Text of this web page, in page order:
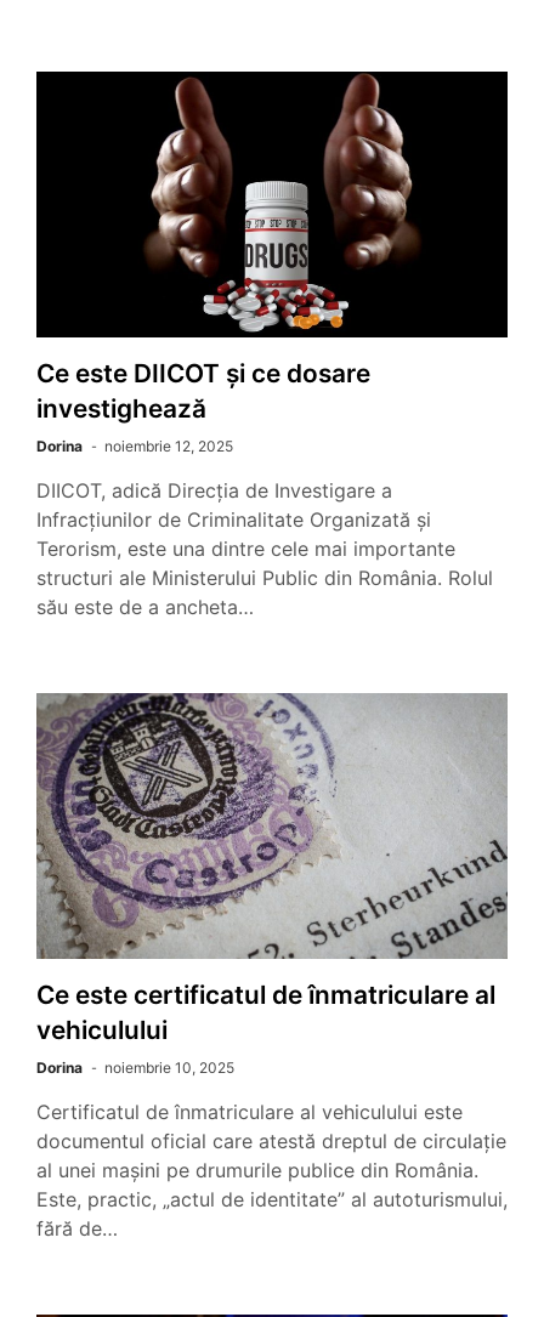
Ce este DIICOT și ce dosare
investighează
Dorina noiembrie 12, 2025
DIICOT, adică Direcția de Investigare a
Infracțiunilor de Criminalitate Organizată și
Terorism, este una dintre cele mai importante
structuri ale Ministerului Public din România. Rolul
său este de a ancheta…
Ce este certificatul de înmatriculare al
vehiculului
Dorina noiembrie 10, 2025
Certificatul de înmatriculare al vehiculului este
documentul oficial care atestă dreptul de circulație
al unei mașini pe drumurile publice din România.
Este, practic, „actul de identitate” al autoturismului,
fără de…